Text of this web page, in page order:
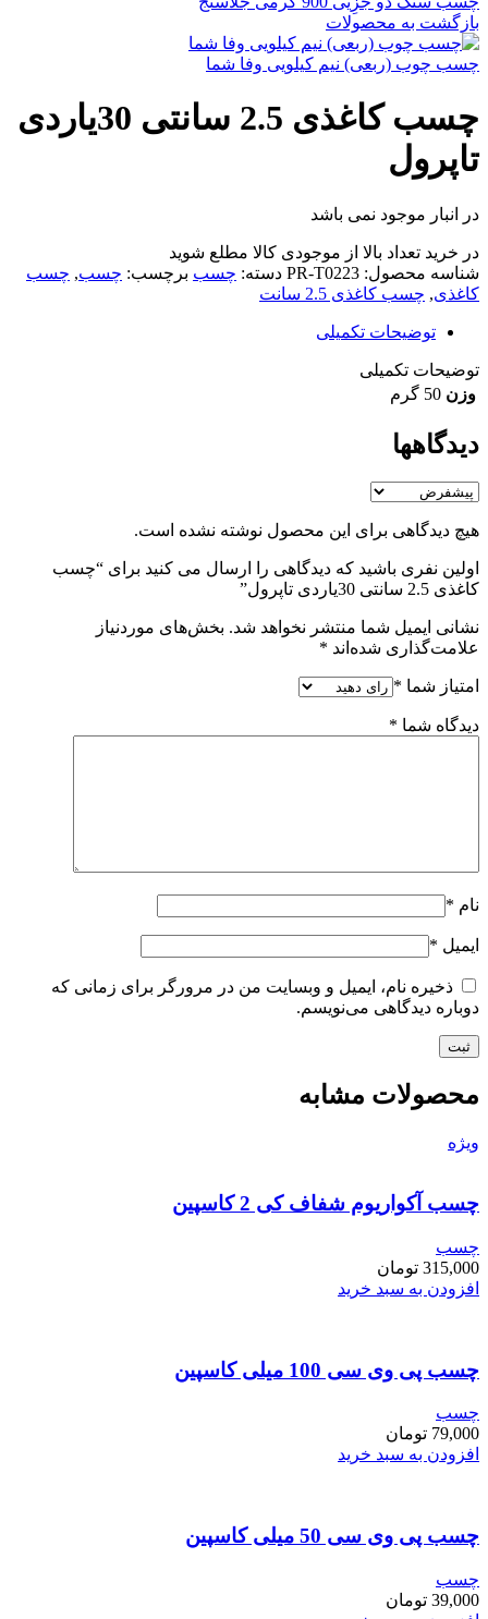
بازگشت به محصولات
چسب چوب (ربعی) نیم کیلویی وفا شما
چسب کاغذی 2.5 سانتی 30یاردی
تاپرول
در انبار موجود نمی باشد
در خرید تعداد بالا از موجودی کالا مطلع شوید
شناسه محصول: PR-T0223 دسته: چسب برچسب: چسب, چسب
کاغذی, چسب کاغذی 2.5 سانت
توضیحات تکمیلی
توضیحات تکمیلی
وزن 50 گرم
دیدگاهها
هیچ دیدگاهی برای این محصول نوشته نشده است.
اولین نفری باشید که دیدگاهی را ارسال می کنید برای “چسب
کاغذی 2.5 سانتی 30یاردی تاپرول”
نشانی ایمیل شما منتشر نخواهد شد. بخش‌های موردنیاز
علامت‌گذاری شده‌اند *
امتیاز شما *
دیدگاه شما *
نام *
ایمیل *
ذخیره نام، ایمیل و وبسایت من در مرورگر برای زمانی که
دوباره دیدگاهی می‌نویسم.
محصولات مشابه
ویژه
چسب آکواریوم شفاف کی 2 کاسپین
چسب
315,000 تومان
افزودن به سبد خرید
چسب پی وی سی 100 میلی کاسپین
چسب
79,000 تومان
افزودن به سبد خرید
چسب پی وی سی 50 میلی کاسپین
چسب
39,000 تومان